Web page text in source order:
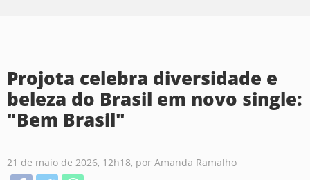
Projota celebra diversidade e
beleza do Brasil em novo single:
"Bem Brasil"
21 de maio de 2026, 12h18, por Amanda Ramalho